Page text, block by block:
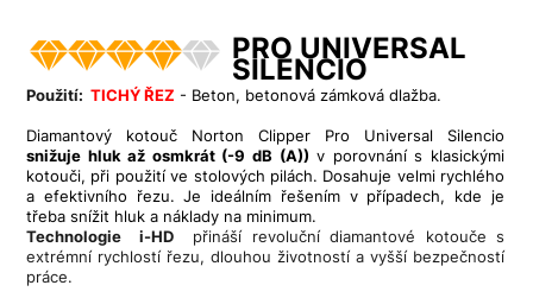
PRO UNIVERSAL
SILENCIO
Použití: TICHÝ ŘEZ - Beton, betonová zámková dlažba.
Diamantový kotouč Norton Clipper Pro Universal Silencio
snižuje hluk až osmkrát (-9 dB (A)) v porovnání s klasickými
kotouči, při použití ve stolových pilách. Dosahuje velmi rychlého
a efektivního řezu. Je ideálním řešením v případech, kde je
třeba snížit hluk a náklady na minimum.
Technologie i-HD
přináší revoluční diamantové kotouče s
extrémní rychlostí řezu, dlouhou životností a vyšší bezpečností
práce.